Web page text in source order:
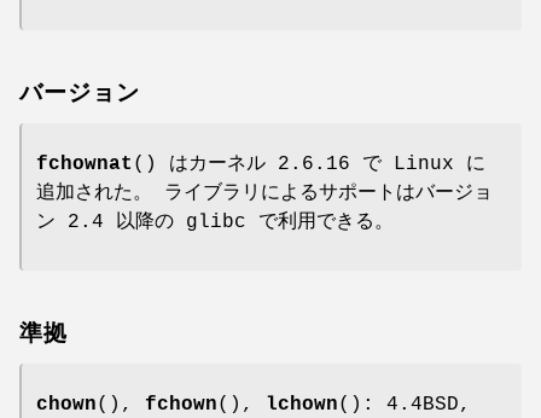
バージョン
fchownat () はカーネル 2.6.16 で Linux に
追加された。 ライブラリによるサポートはバージョ
ン 2.4 以降の glibc で利用できる。
準拠
chown(), fchown(), lchown(): 4.4BSD,